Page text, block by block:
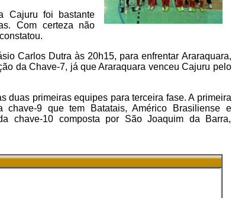
Cajuru foi bastante
Com certeza não
Carlos Dutra às 20h15, para enfrentar Araraquara,
da Chave-7, já que Araraquara venceu Cajuru pelo
duas primeiras equipes para terceira fase. A primeira
9 que tem Batatais, Américo Brasiliense e
chave-10 composta por São Joaquim da Barra,